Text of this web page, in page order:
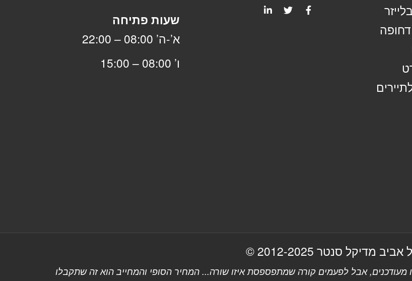
שעות פתיחה
א’-ה’ 08:00 – 22:00
ו’ 08:00 – 15:00
סנטר 2012-2025 ©
אבל לפעמים קורה שמתפספסת איזו שורה... המחיר הסופי והמחייב הוא זה שתקבלו